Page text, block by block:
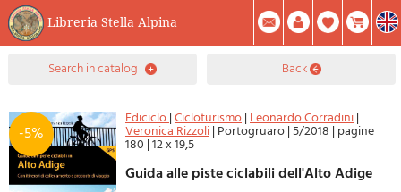
Libreria Stella Alpina
0Item(s) In Your Cart
Summary
Facebook
Create Account Mod. Password
search in catalog back
-5%
Ediciclo|Cicloturismo|Leonardo Corradini|
Veronica Rizzoli| Portogruaro| 5/2018 | pagine
180 |12 x 19,5
Guida alle piste ciclabili dell'Alto Adige